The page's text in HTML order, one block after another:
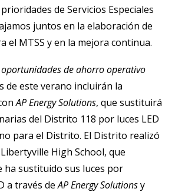
de Servicios Especiales
juntos en la elaboración de
el MTSS y en la mejora continua.
de ahorro operativo
de este verano incluirán la
AP Energy Solutions, que sustituirá
del Distrito 118 por luces LED
para el Distrito. El Distrito realizó
High School, que
ha sustituido sus luces por
a través deAP Energy Solutionsy